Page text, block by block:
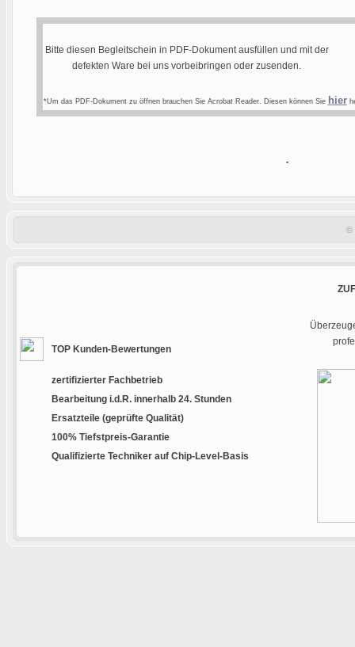
Bitte diesen Begleitschein in PDF-Dokument ausfüllen und mit der
defekten Ware bei uns vorbeibringen oder zusenden.
*Um das PDF-Dokument zu öffnen brauchen Sie Acrobat Reader. Diesen können Sie hier
.
©
TOP Kunden-Bewertungen
zertifizierter Fachbetrieb
Bearbeitung i.d.R. innerhalb 24. Stunden
Ersatzteile (geprüfte Qualität)
100% Tiefstpreis-Garantie
Qualifizierte Techniker auf Chip-Level-Basis